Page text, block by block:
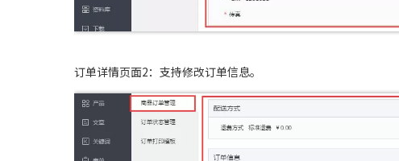
订单详情页面2：支持修改订单信息。